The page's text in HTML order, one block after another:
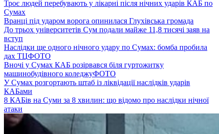
Троє людей перебувають у лікарні після нічних ударів КАБ по
Сумах
Вранці під ударом ворога опинилася Глухівська громада
До трьох університетів Сум подали майже 11,8 тисячі заяв на
вступ
Наслідки ще одного нічного удару по Сумах: бомба пробила
дах ТЦФОТО
Вночі у Сумах КАБ розірвався біля гуртожитку
машинобудівного коледжуФОТО
У Сумах розгортають штаб із ліквідації наслідків ударів
КАБами
8 КАБів на Суми за 8 хвилин: що відомо про наслідки нічної
атаки